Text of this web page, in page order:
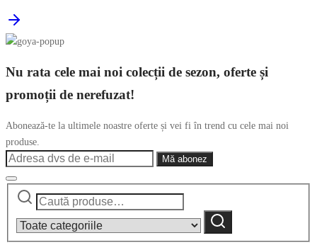
Nu rata cele mai noi colecții de sezon, oferte și
promoții de nerefuzat!
Abonează-te la ultimele noastre oferte și vei fi în trend cu cele mai noi
produse.
Caută
category:
Caută